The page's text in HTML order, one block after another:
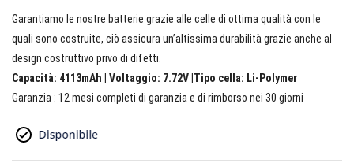
Garantiamo le nostre batterie grazie alle celle di ottima qualità con le
quali sono costruite, ciò assicura un’altissima durabilità grazie anche al
design costruttivo privo di difetti.
Capacità: 4113mAh | Voltaggio: 7.72V |Tipo cella: Li-Polymer
Garanzia : 12 mesi completi di garanzia e di rimborso nei 30 giorni